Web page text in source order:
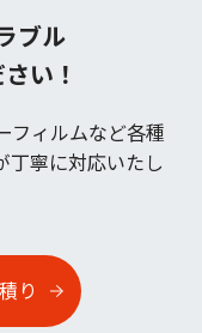
ブル
い！
フィルムなど各種
丁寧に対応いたし
り